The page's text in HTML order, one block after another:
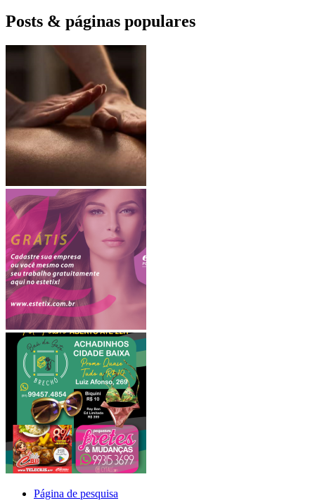
Posts & páginas populares
Página de pesquisa